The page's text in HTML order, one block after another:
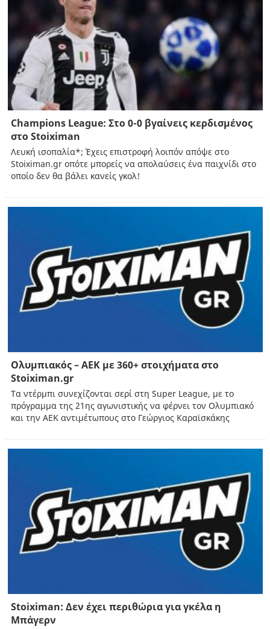
Champions League: Στο 0-0 βγαίνεις κερδισμένος
στο Stoiximan
Λευκή ισοπαλία*; Έχεις επιστροφή λοιπόν απόψε στο
Stoiximan.gr οπότε μπορείς να απολαύσεις ένα παιχνίδι στο
οποίο δεν θα βάλει κανείς γκολ!
Ολυμπιακός – ΑΕΚ με 360+ στοιχήματα στο
Stoiximan.gr
Τα ντέρμπι συνεχίζονται σερί στη Super League, με το
πρόγραμμα της 21ης αγωνιστικής να φέρνει τον Ολυμπιακό
και την ΑΕΚ αντιμέτωπους στο Γεώργιος Καραϊσκάκης
Stoiximan: Δεν έχει περιθώρια για γκέλα η
Μπάγερν